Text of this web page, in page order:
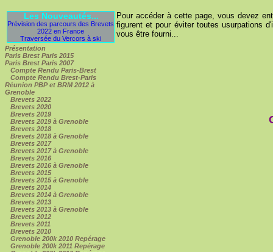
Les Nouveautés...
Prévision des parcours des Brevets
2022 en France
Traversée du Vercors à ski
Présentation
Paris Brest Paris 2015
Paris Brest Paris 2007
Compte Rendu Paris-Brest
Compte Rendu Brest-Paris
Réunion PBP et BRM 2012 à
Grenoble
Brevets 2022
Brevets 2020
Brevets 2019
Brevets 2019 à Grenoble
Brevets 2018
Brevets 2018 à Grenoble
Brevets 2017
Brevets 2017 à Grenoble
Brevets 2016
Brevets 2016 à Grenoble
Brevets 2015
Brevets 2015 à Grenoble
Brevets 2014
Brevets 2014 à Grenoble
Brevets 2013
Brevets 2013 à Grenoble
Brevets 2012
Brevets 2011
Brevets 2010
Grenoble 200k 2010 Repérage
Grenoble 200k 2011 Repérage
Pour accéder à cette page, vous devez
figurent et pour éviter toutes usurpations
vous être fourni...